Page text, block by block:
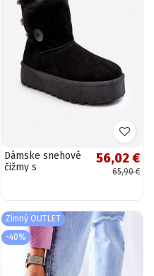
Dámske snehové
čižmy s
56,02 €
65,90 €
Zimný OUTLET
-40%